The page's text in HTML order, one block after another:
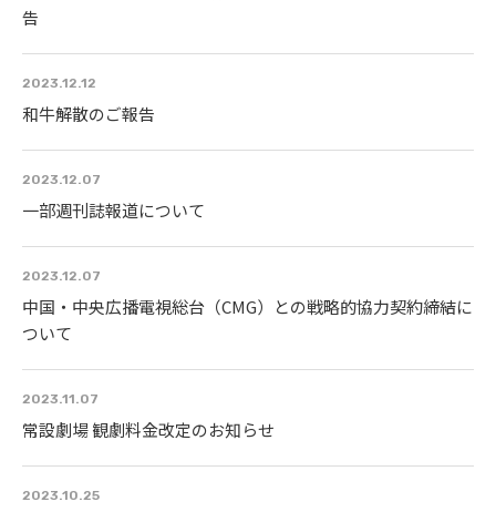
告
2023.12.12
和牛解散のご報告
2023.12.07
一部週刊誌報道について
2023.12.07
中国・中央広播電視総台（CMG）との戦略的協力契約締結に
ついて
2023.11.07
常設劇場 観劇料金改定のお知らせ
2023.10.25